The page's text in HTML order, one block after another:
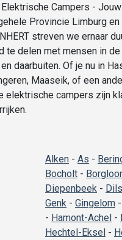
Elektrische Campers -
Provincie Limburg en
streven we ernaar
te delen met mensen in
daarbuiten. Of je nu in
Maaseik, of een
elektrische campers zijn
Alken - As -
Bocholt -
Diepenbeek -
Genk - Gingelom -
- Hamont-Achel -
Hechtel-Eksel -